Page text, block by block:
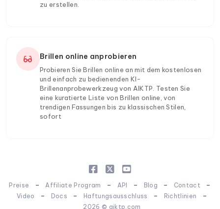
zu erstellen.
Brillen online anprobieren
Probieren Sie Brillen online an mit dem kostenlosen
und einfach zu bedienenden KI-
Brillenanprobewerkzeug von AIKTP. Testen Sie
eine kuratierte Liste von Brillen online, von
trendigen Fassungen bis zu klassischen Stilen,
sofort
Preise - Affiliate Program - API - Blog - Contact -
Video - Docs - Haftungsausschluss - Richtlinien -
2026 © aiktp.com